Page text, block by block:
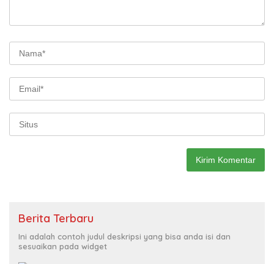
Berita Terbaru
Ini adalah contoh judul deskripsi yang bisa anda isi dan
sesuaikan pada widget